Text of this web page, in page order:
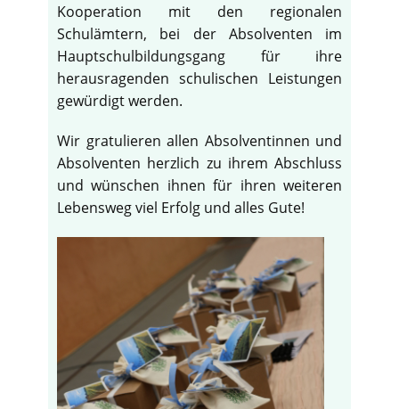
Kooperation mit den regionalen
Schulämtern, bei der Absolventen im
Hauptschulbildungsgang für ihre
herausragenden schulischen Leistungen
gewürdigt werden.
Wir gratulieren allen Absolventinnen und
Absolventen herzlich zu ihrem Abschluss
und wünschen ihnen für ihren weiteren
Lebensweg viel Erfolg und alles Gute!